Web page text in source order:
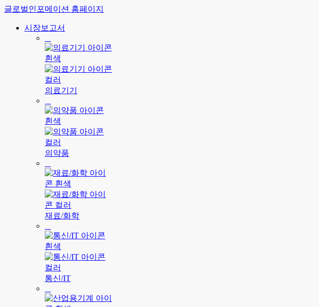
글로벌인포메이션 홈페이지
시장보고서
의료기기
의약품
재료/화학
통신/IT